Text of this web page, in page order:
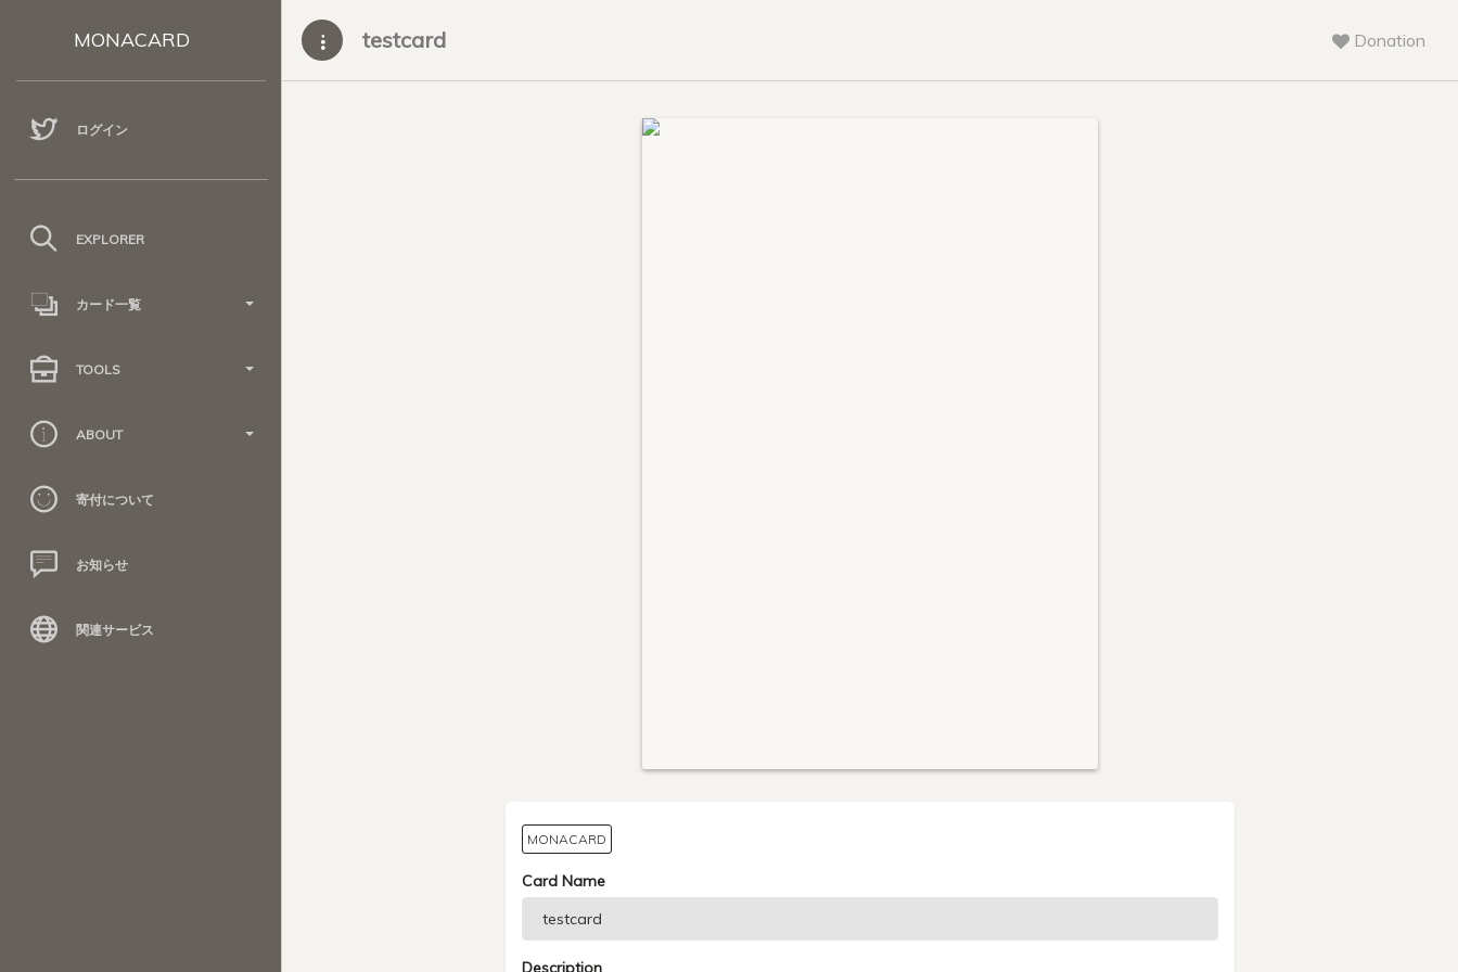
MONACARD
ログイン
EXPLORER
カード一覧
TOOLS
ABOUT
寄付について
お知らせ
関連サービス
testcard Donation
MONACARD
Card Name
Description